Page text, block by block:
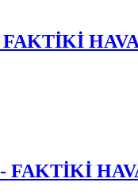
FAKTİKİ
- FAKTİKİ